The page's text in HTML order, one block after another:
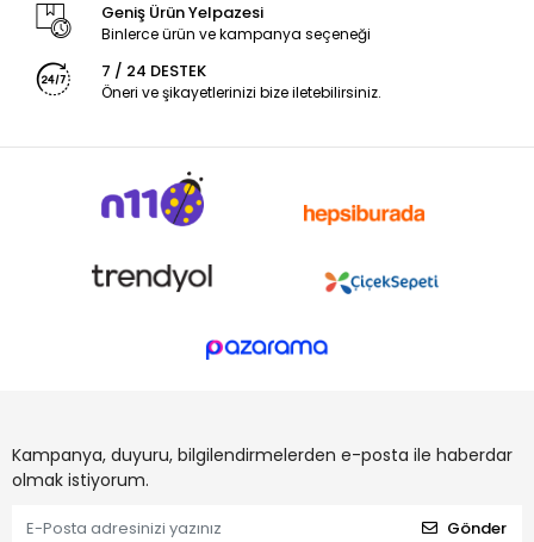
Geniş Ürün Yelpazesi
Binlerce ürün ve kampanya seçeneği
7 / 24 DESTEK
Öneri ve şikayetlerinizi bize iletebilirsiniz.
Kampanya, duyuru, bilgilendirmelerden e-posta ile haberdar
olmak istiyorum.
Gönder